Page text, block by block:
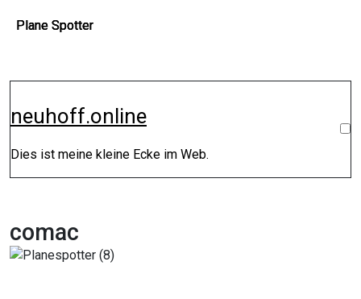
Inhalt
neuhoff.online
Dies ist meine kleine Ecke im Web.
comac
Plane Spotter
Plane Spotter
Plane Spotter